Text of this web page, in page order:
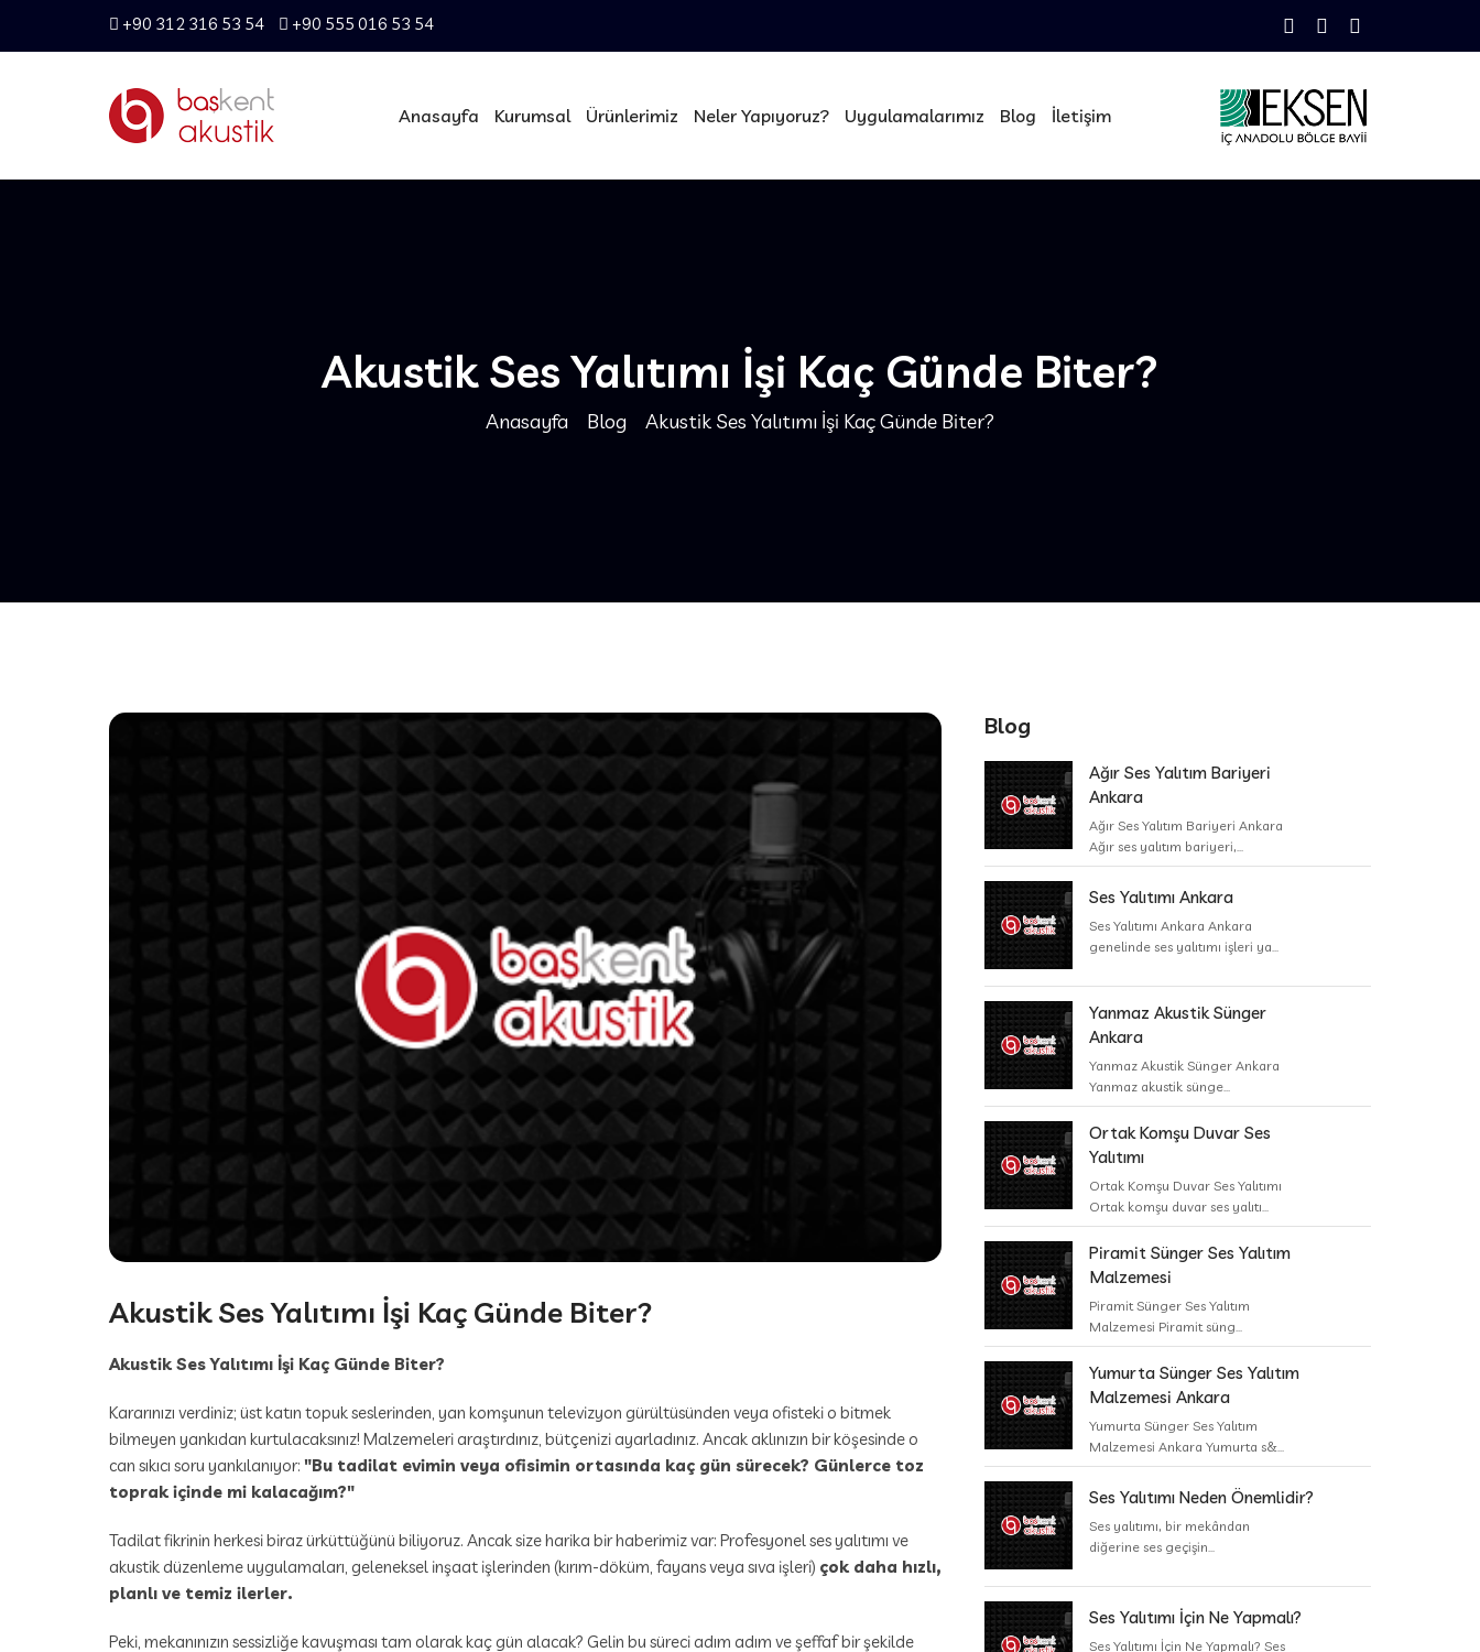
+90 312 316 53 54 +90 555 016 53 54
Anasayfa Kurumsal Ürünlerimiz Neler Yapıyoruz? Uygulamalarımız Blog İletişim
Akustik Ses Yalıtımı İşi Kaç Günde Biter?
Anasayfa Blog Akustik Ses Yalıtımı İşi Kaç Günde Biter?
Akustik Ses Yalıtımı İşi Kaç Günde Biter?
Akustik Ses Yalıtımı İşi Kaç Günde Biter?
Kararınızı verdiniz; üst katın topuk seslerinden, yan komşunun televizyon gürültüsünden veya ofisteki o bitmek
bilmeyen yankıdan kurtulacaksınız! Malzemeleri araştırdınız, bütçenizi ayarladınız. Ancak aklınızın bir köşesinde o
can sıkıcı soru yankılanıyor: "Bu tadilat evimin veya ofisimin ortasında kaç gün sürecek? Günlerce toz
toprak içinde mi kalacağım?"
Tadilat fikrinin herkesi biraz ürküttüğünü biliyoruz. Ancak size harika bir haberimiz var: Profesyonel ses yalıtımı ve
akustik düzenleme uygulamaları, geleneksel inşaat işlerinden (kırım-döküm, fayans veya sıva işleri) çok daha hızlı,
planlı ve temiz ilerler.
Peki, mekanınızın sessizliğe kavuşması tam olarak kaç gün alacak? Gelin bu süreci adım adım ve şeffaf bir şekilde
Blog
Ağır Ses Yalıtım Bariyeri
Ankara
Ağır Ses Yalıtım Bariyeri Ankara
Ağır ses yalıtım bariyeri,...
Ses Yalıtımı Ankara
Ses Yalıtımı Ankara Ankara
genelinde ses yalıtımı işleri ya...
Yanmaz Akustik Sünger
Ankara
Yanmaz Akustik Sünger Ankara
Yanmaz akustik sünge...
Ortak Komşu Duvar Ses
Yalıtımı
Ortak Komşu Duvar Ses Yalıtımı
Ortak komşu duvar ses yalıtı...
Piramit Sünger Ses Yalıtım
Malzemesi
Piramit Sünger Ses Yalıtım
Malzemesi Piramit süng...
Yumurta Sünger Ses Yalıtım
Malzemesi Ankara
Yumurta Sünger Ses Yalıtım
Malzemesi Ankara Yumurta s&...
Ses Yalıtımı Neden Önemlidir?
Ses yalıtımı, bir mekândan
diğerine ses geçişin...
Ses Yalıtımı İçin Ne Yapmalı?
Ses Yalıtımı İçin Ne Yapmalı? Ses